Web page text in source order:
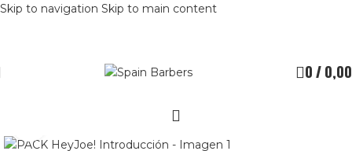
Skip to navigation Skip to main content
0/0,00